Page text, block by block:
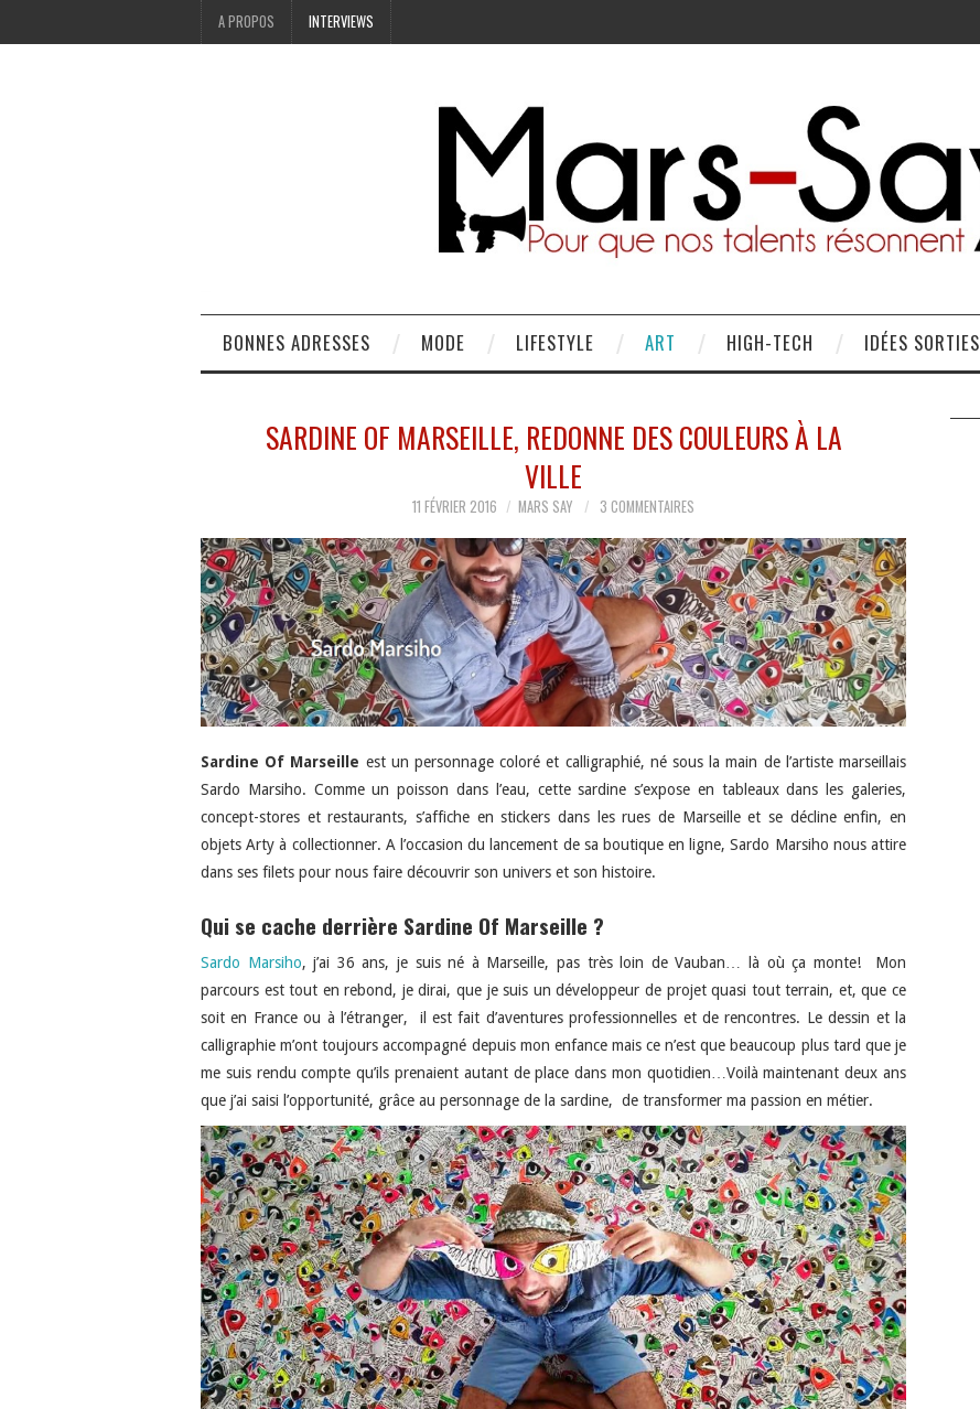
A PROPOS INTERVIEWS
BONNES ADRESSES MODE LIFESTYLE ART HIGH-TECH IDÉES SORTIES
SARDINE OF MARSEILLE, REDONNE DES COULEURS À LA
VILLE
11 FÉVRIER 2016 MARS SAY 3 COMMENTAIRES
Sardine Of Marseille est un personnage coloré et calligraphié, né sous la main de l’artiste marseillais
Sardo Marsiho. Comme un poisson dans l’eau, cette sardine s’expose en tableaux dans les galeries,
concept-stores et restaurants, s’affiche en stickers dans les rues de Marseille et se décline enfin, en
objets Arty à collectionner. A l’occasion du lancement de sa boutique en ligne, Sardo Marsiho nous attire
dans ses filets pour nous faire découvrir son univers et son histoire.
Qui se cache derrière Sardine Of Marseille ?
Sardo Marsiho, j’ai 36 ans, je suis né à Marseille, pas très loin de Vauban… là où ça monte! Mon
parcours est tout en rebond, je dirai, que je suis un développeur de projet quasi tout terrain, et, que ce
soit en France ou à l’étranger, il est fait d’aventures professionnelles et de rencontres. Le dessin et la
calligraphie m’ont toujours accompagné depuis mon enfance mais ce n’est que beaucoup plus tard que je
me suis rendu compte qu’ils prenaient autant de place dans mon quotidien…Voilà maintenant deux ans
que j’ai saisi l’opportunité, grâce au personnage de la sardine, de transformer ma passion en métier.